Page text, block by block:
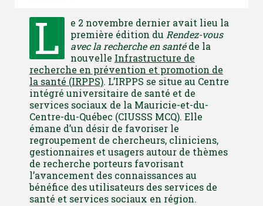
L
e 2 novembre dernier avait lieu la
première édition du Rendez-vous
avec la recherche en santéde la
nouvelle Infrastructure de
recherche en prévention et promotion de
la santé (IRPPS). L’IRPPS se situe au Centre
intégré universitaire de santé et de
services sociaux de la Mauricie-et-du-
Centre-du-Québec (CIUSSS MCQ). Elle
émane d’un désir de favoriser le
regroupement de chercheurs, cliniciens,
gestionnaires et usagers autour de thèmes
de recherche porteurs favorisant
l’avancement des connaissances au
bénéfice des utilisateurs des services de
santé et services sociaux en région.